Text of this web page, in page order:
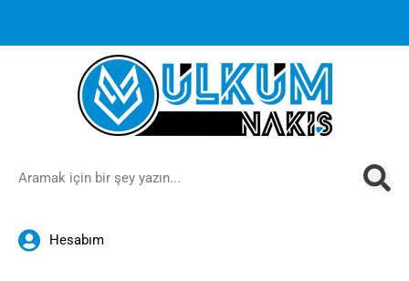
1000 TL ve üzeri siparişlerinizde ücretsiz kargoya ek
İndirimanında sepette!
Hesabım